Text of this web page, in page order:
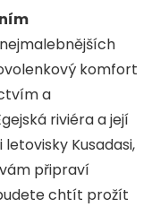
komfort
a
riviéra a její
Kusadasi,
připraví
chtít prožít